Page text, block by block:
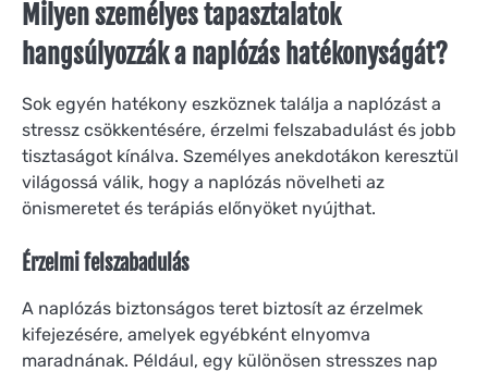
Milyen személyes tapasztalatok
hangsúlyozzák a naplózás hatékonyságát?
Sok egyén hatékony eszköznek találja a naplózást a
stressz csökkentésére, érzelmi felszabadulást és jobb
tisztaságot kínálva. Személyes anekdotákon keresztül
világossá válik, hogy a naplózás növelheti az
önismeretet és terápiás előnyöket nyújthat.
Érzelmi felszabadulás
A naplózás biztonságos teret biztosít az érzelmek
kifejezésére, amelyek egyébként elnyomva
maradnának. Például, egy különösen stresszes nap